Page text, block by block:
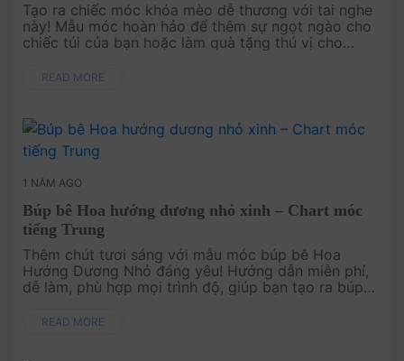
Tạo ra chiếc móc khóa mèo dễ thương với tai nghe
này! Mẫu móc hoàn hảo để thêm sự ngọt ngào cho
chiếc túi của bạn hoặc làm quà tặng thú vị cho
yêu và nổi bật.....
READ MORE
1 NĂM AGO
Búp bê Hoa hướng dương nhỏ xinh – Chart móc
tiếng Trung
Thêm chút tươi sáng với mẫu móc búp bê Hoa
Hướng Dương Nhỏ đáng yêu! Hướng dẫn miễn phí,
dễ làm, phù hợp mọi trình độ, giúp bạn tạo ra búp
để bắt đầu sáng tạ....
READ MORE